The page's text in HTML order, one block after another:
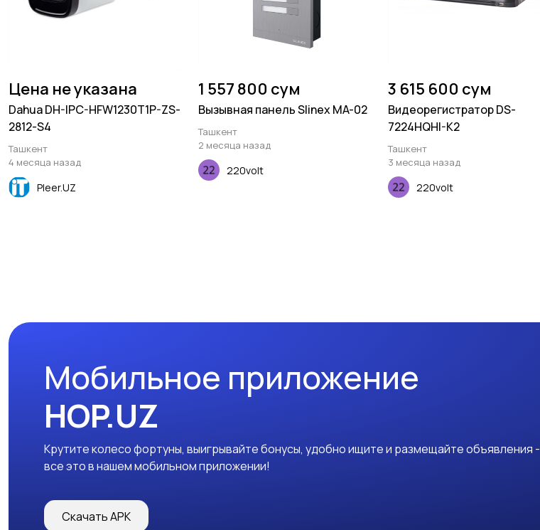
Цена не указана
Dahua DH-IPC-HFW1230T1P-ZS-
2812-S4
Ташкент
4 месяца назад
Pleer.UZ
1 557 800 сум
Вызывная панель Slinex MA-02
Ташкент
2 месяца назад
220volt
3 615 600 сум
Видеорегистратор DS-
7224HQHI-K2
Ташкент
3 месяца назад
220volt
Мобильное приложение
HOP.UZ
Крутите колесо фортуны, выигрывайте бонусы, удобно ищите и размещайте объявления -
все это в нашем мобильном приложении!
Скачать APK